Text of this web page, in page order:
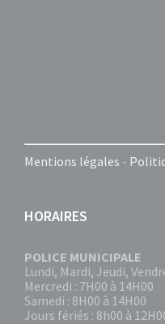
Mentions légales -
HORAIRES
POLICE MUNICIPALE
Lundi, Mardi, Jeudi,
Mercredi : 7H00 à 14H00
Samedi : 8H00 à 14H00
Jours fériés : 8h00 à